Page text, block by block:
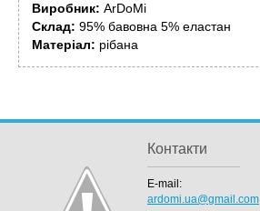
Виробник: ArDoMi
Склад: 95% бавовна 5% еластан
Матеріал: рібана
Контакти
E-mail:
ardomi.ua@gmail.com